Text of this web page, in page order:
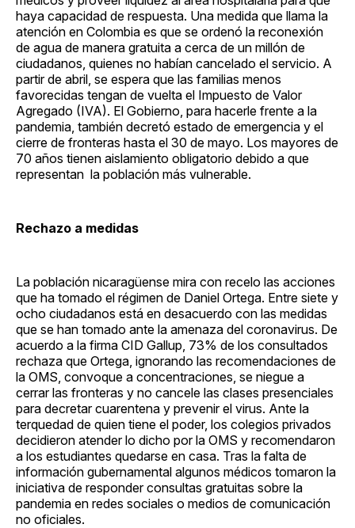
haya capacidad de respuesta. Una medida que llama la
atención en Colombia es que se ordenó la reconexión
de agua de manera gratuita a cerca de un millón de
ciudadanos, quienes no habían cancelado el servicio. A
partir de abril, se espera que las familias menos
favorecidas tengan de vuelta el Impuesto de Valor
Agregado (IVA). El Gobierno, para hacerle frente a la
pandemia, también decretó estado de emergencia y el
cierre de fronteras hasta el 30 de mayo. Los mayores de
70 años tienen aislamiento obligatorio debido a que
representan la población más vulnerable.
Rechazo a medidas
La población nicaragüense mira con recelo las acciones
que ha tomado el régimen de Daniel Ortega. Entre siete y
ocho ciudadanos está en desacuerdo con las medidas
que se han tomado ante la amenaza del coronavirus. De
acuerdo a la firma CID Gallup, 73% de los consultados
rechaza que Ortega, ignorando las recomendaciones de
la OMS, convoque a concentraciones, se niegue a
cerrar las fronteras y no cancele las clases presenciales
para decretar cuarentena y prevenir el virus. Ante la
terquedad de quien tiene el poder, los colegios privados
decidieron atender lo dicho por la OMS y recomendaron
a los estudiantes quedarse en casa. Tras la falta de
información gubernamental algunos médicos tomaron la
iniciativa de responder consultas gratuitas sobre la
pandemia en redes sociales o medios de comunicación
no oficiales.